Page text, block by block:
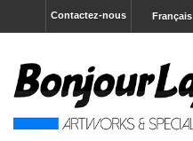
Français
Contactez-nous